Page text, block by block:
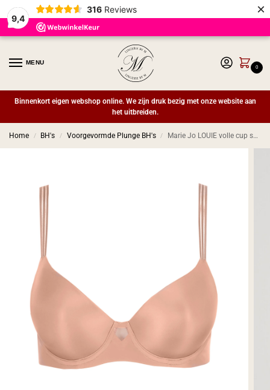
9,4
316 Reviews ×
MENU
0
Binnenkort eigen webshop online. We zijn druk bezig met onze website aan
het uitbreiden.
Home / BH's / Voorgevormde Plunge BH's / Marie Jo LOUIE volle cup spacer bh Powder Rose